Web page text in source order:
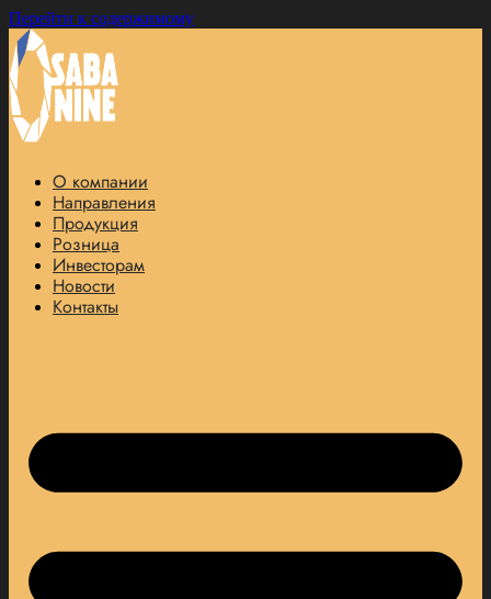
Перейти к содержимому
О компании
Направления
Продукция
Розница
Инвесторам
Новости
Контакты